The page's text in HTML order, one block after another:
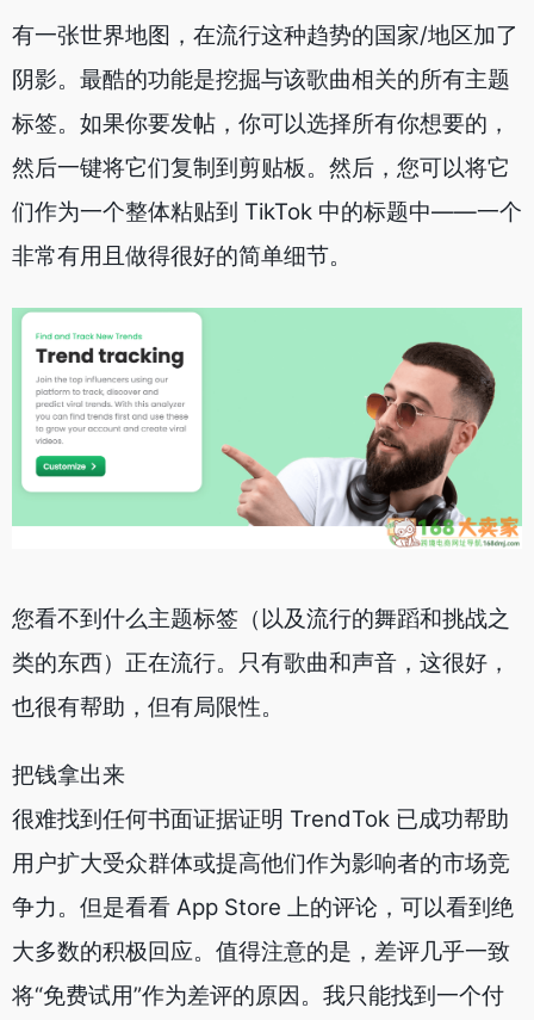
有一张世界地图，在流行这种趋势的国家/地区加了
阴影。最酷的功能是挖掘与该歌曲相关的所有主题
标签。如果你要发帖，你可以选择所有你想要的，
然后一键将它们复制到剪贴板。然后，您可以将它
们作为一个整体粘贴到 TikTok 中的标题中——一个
非常有用且做得很好的简单细节。
您看不到什么主题标签（以及流行的舞蹈和挑战之
类的东西）正在流行。只有歌曲和声音，这很好，
也很有帮助，但有局限性。
把钱拿出来
很难找到任何书面证据证明 TrendTok 已成功帮助
用户扩大受众群体或提高他们作为影响者的市场竞
争力。但是看看 App Store 上的评论，可以看到绝
大多数的积极回应。值得注意的是，差评几乎一致
将“免费试用”作为差评的原因。我只能找到一个付